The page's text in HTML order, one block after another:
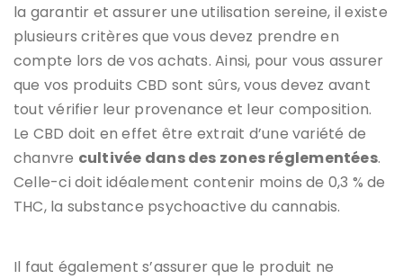
la garantir et assurer une utilisation sereine, il existe
plusieurs critères que vous devez prendre en
compte lors de vos achats. Ainsi, pour vous assurer
que vos produits CBD sont sûrs, vous devez avant
tout vérifier leur provenance et leur composition.
Le CBD doit en effet être extrait d’une variété de
chanvre cultivée dans des zones réglementées.
Celle-ci doit idéalement contenir moins de 0,3 % de
THC, la substance psychoactive du cannabis.
Il faut également s’assurer que le produit ne